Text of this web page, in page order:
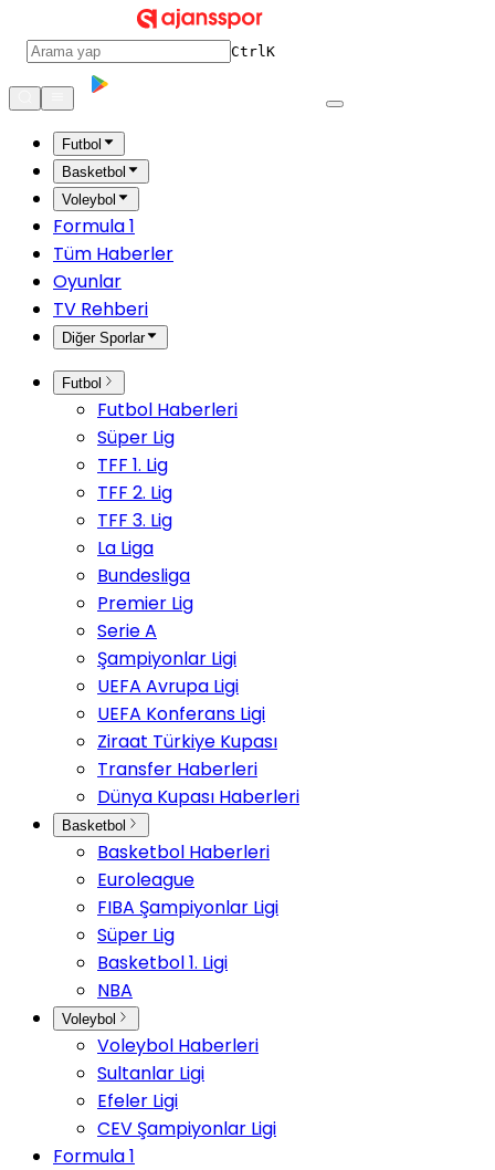
CtrlK
Futbol
Basketbol
Voleybol
Formula 1
Tüm Haberler
Oyunlar
TV Rehberi
Diğer Sporlar
Futbol
Futbol Haberleri
Süper Lig
TFF 1. Lig
TFF 2. Lig
TFF 3. Lig
La Liga
Bundesliga
Premier Lig
Serie A
Şampiyonlar Ligi
UEFA Avrupa Ligi
UEFA Konferans Ligi
Ziraat Türkiye Kupası
Transfer Haberleri
Dünya Kupası Haberleri
Basketbol
Basketbol Haberleri
Euroleague
FIBA Şampiyonlar Ligi
Süper Lig
Basketbol 1. Ligi
NBA
Voleybol
Voleybol Haberleri
Sultanlar Ligi
Efeler Ligi
CEV Şampiyonlar Ligi
Formula 1